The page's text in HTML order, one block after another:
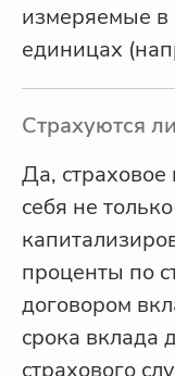
измеряемые
единицах
Страхуются
Да,
себя не
проценты по
договором
срока вклада
страхового